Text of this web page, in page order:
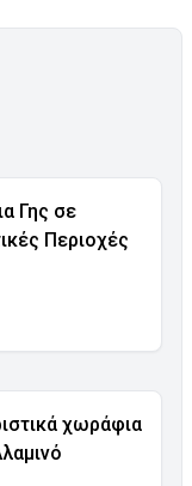
Γης σε
Περιοχές
χωράφια